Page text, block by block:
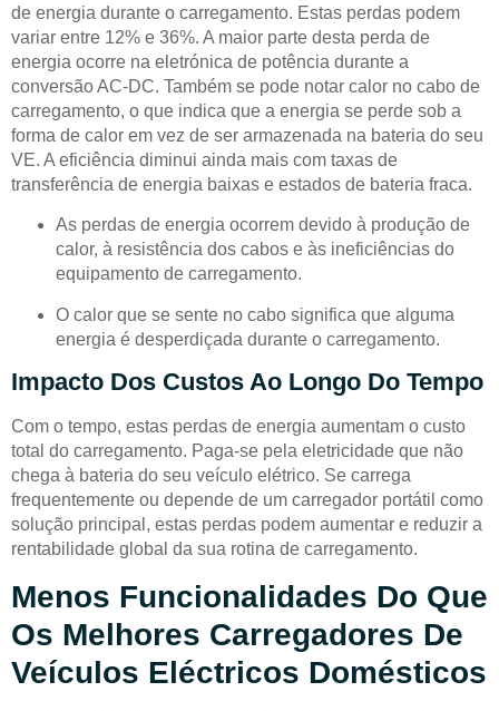
de energia durante o carregamento. Estas perdas podem
variar entre 12% e 36%. A maior parte desta perda de
energia ocorre na eletrónica de potência durante a
conversão AC-DC. Também se pode notar calor no cabo de
carregamento, o que indica que a energia se perde sob a
forma de calor em vez de ser armazenada na bateria do seu
VE. A eficiência diminui ainda mais com taxas de
transferência de energia baixas e estados de bateria fraca.
As perdas de energia ocorrem devido à produção de
calor, à resistência dos cabos e às ineficiências do
equipamento de carregamento.
O calor que se sente no cabo significa que alguma
energia é desperdiçada durante o carregamento.
Impacto Dos Custos Ao Longo Do Tempo
Com o tempo, estas perdas de energia aumentam o custo
total do carregamento. Paga-se pela eletricidade que não
chega à bateria do seu veículo elétrico. Se carrega
frequentemente ou depende de um carregador portátil como
solução principal, estas perdas podem aumentar e reduzir a
rentabilidade global da sua rotina de carregamento.
Menos Funcionalidades Do Que
Os Melhores Carregadores De
Veículos Eléctricos Domésticos